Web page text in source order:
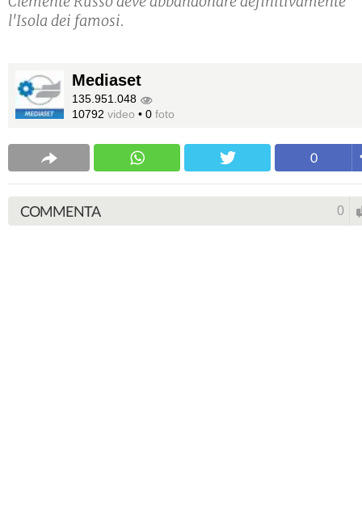
l'Isola dei famosi.
Mediaset
135.951.048
10792 video • 0 foto
0
COMMENTA 0